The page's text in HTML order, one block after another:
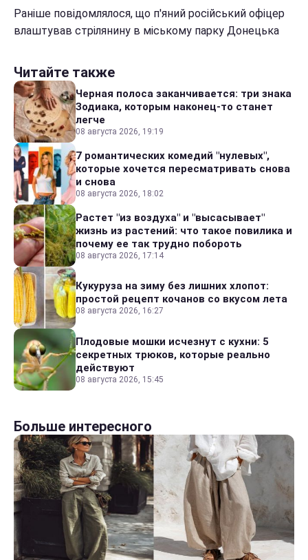
Раніше повідомлялося, що п'яний російський офіцер
влаштував стрілянину в міському парку Донецька
Читайте также
Черная полоса заканчивается: три знака
Зодиака, которым наконец-то станет
легче
08 августа 2026, 19:19
7 романтических комедий "нулевых",
которые хочется пересматривать снова
и снова
08 августа 2026, 18:02
Растет "из воздуха" и "высасывает"
жизнь из растений: что такое повилика и
почему ее так трудно побороть
08 августа 2026, 17:14
Кукуруза на зиму без лишних хлопот:
простой рецепт кочанов со вкусом лета
08 августа 2026, 16:27
Плодовые мошки исчезнут с кухни: 5
секретных трюков, которые реально
действуют
08 августа 2026, 15:45
Больше интересного